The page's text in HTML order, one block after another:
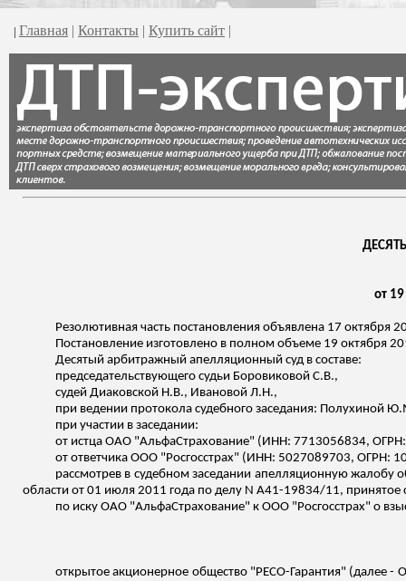
| Главная | Контакты | Купить сайт |
от
Резолютивная часть постановления объявлена 17 октября
Постановление изготовлено в полном объеме 19 октября
Десятый арбитражный апелляционный суд в составе:
председательствующего судьи Боровиковой С.В.,
судей Диаковской Н.В., Ивановой Л.Н.,
при ведении протокола судебного заседания: Полухиной
при участии в заседании:
от истца ОАО "АльфаСтрахование" (ИНН: 7713056834,
от ответчика ООО "Росгосстрах" (ИНН: 5027089703, ОГРН:
рассмотрев в судебном заседании апелляционную жалобу
области от 01 июля 2011 года по делу N А41-19834/11, принятое
по иску ОАО "АльфаСтрахование" к ООО "Росгосстрах" о
открытое акционерное общество "РЕСО-Гарантия" (далее